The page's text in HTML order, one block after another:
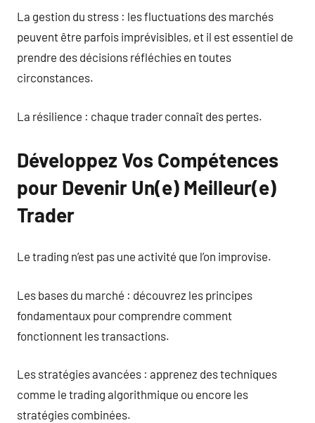
La gestion du stress : les fluctuations des marchés
peuvent être parfois imprévisibles, et il est essentiel de
prendre des décisions réfléchies en toutes
circonstances.
La résilience : chaque trader connaît des pertes.
Développez Vos Compétences
pour Devenir Un(e) Meilleur(e)
Trader
Le trading n’est pas une activité que l’on improvise.
Les bases du marché : découvrez les principes
fondamentaux pour comprendre comment
fonctionnent les transactions.
Les stratégies avancées : apprenez des techniques
comme le trading algorithmique ou encore les
stratégies combinées.